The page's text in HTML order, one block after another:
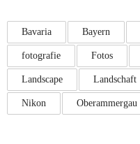
Bavaria Bayern
fotografie Fotos
Landscape Landschaft
Nikon Oberammergau